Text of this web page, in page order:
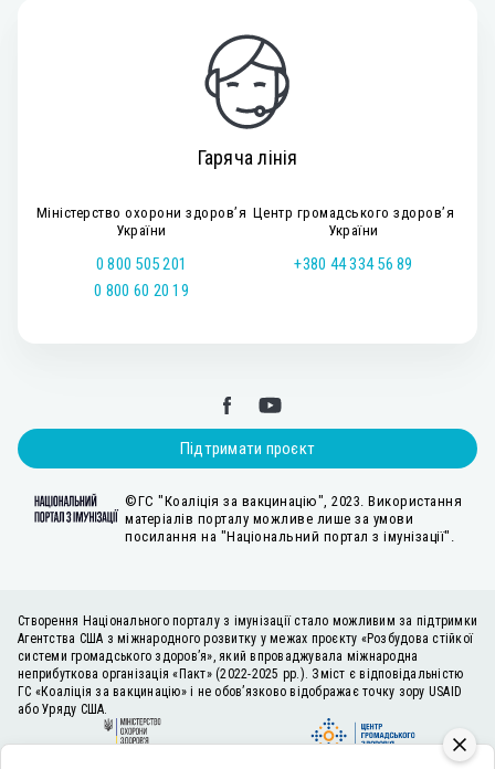
Гаряча лінія
Міністерство охорони здоров’я
України
0 800 505 201
0 800 60 20 19
Центр громадського здоров’я
України
+380 44 334 56 89
Підтримати проєкт
©ГС "Коаліція за вакцинацію", 2023. Використання
матеріалів порталу можливе лише за умови
посилання на "Національний портал з імунізації".
Створення Національного порталу з імунізації стало можливим за підтримки
Агентства США з міжнародного розвитку у межах проєкту «Розбудова стійкої
системи громадського здоров’я», який впроваджувала міжнародна
неприбуткова організація «Пакт» (2022-2025 рр.). Зміст є відповідальністю
ГС «Коаліція за вакцинацію» і не обов’язково відображає точку зору USAID
або Уряду США.